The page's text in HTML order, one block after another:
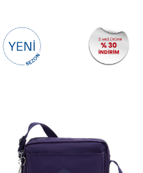
Aksesuar ve